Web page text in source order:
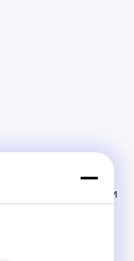
Случаи